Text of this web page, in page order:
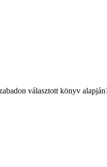
választott könyv